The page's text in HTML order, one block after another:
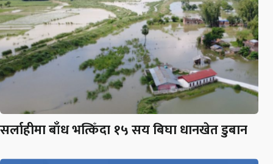
सर्लाहीमा बाँध भत्किँदा १५ सय बिघा धानखेत डुबान